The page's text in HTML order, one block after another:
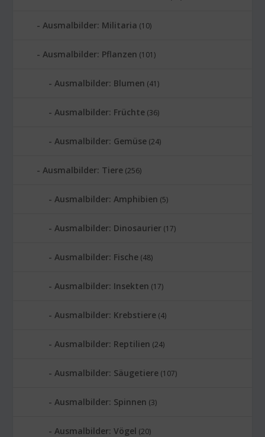
Ausmalbilder: Militaria (10)
Ausmalbilder: Pflanzen (101)
Ausmalbilder: Blumen (41)
Ausmalbilder: Früchte (36)
Ausmalbilder: Gemüse (24)
Ausmalbilder: Tiere (256)
Ausmalbilder: Amphibien (5)
Ausmalbilder: Dinosaurier (17)
Ausmalbilder: Fische (48)
Ausmalbilder: Insekten (17)
Ausmalbilder: Krebstiere (4)
Ausmalbilder: Reptilien (24)
Ausmalbilder: Säugetiere (107)
Ausmalbilder: Spinnen (3)
Ausmalbilder: Vögel (20)